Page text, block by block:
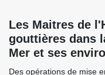
Les Maitres de
gouttières dans
Mer et ses
Des opérations de mise